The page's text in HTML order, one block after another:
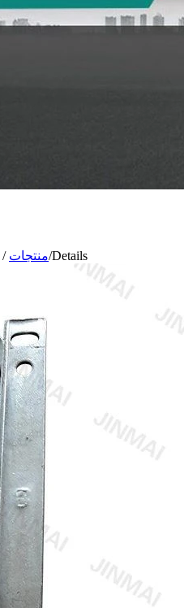
منتجات / /Details